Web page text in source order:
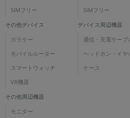
SIMフリー
SIMフリー
その他デバイス
ガラケー
モバイルルーター
スマートウォッチ
VR機器
デバイス周辺機器
通信・充電ケーブ
ヘッドホン・イヤ
ケース
その他周辺機器
モニター